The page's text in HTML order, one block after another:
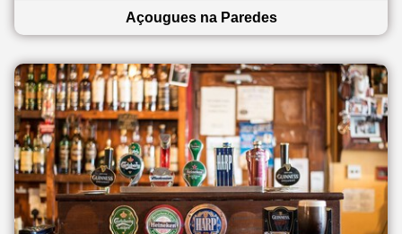
Açougues na Paredes